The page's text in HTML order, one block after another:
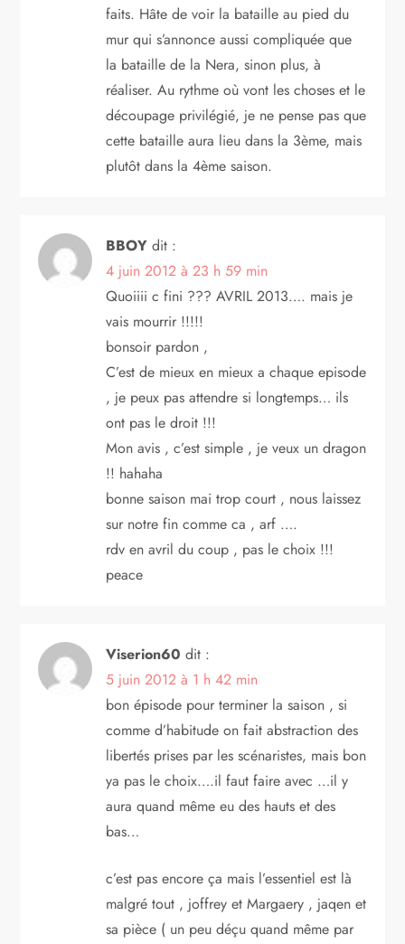
t
i
faits. Hâte de voir la bataille au pied du
mur qui s’annonce aussi compliquée que
la bataille de la Nera, sinon plus, à
réaliser. Au rythme où vont les choses et le
découpage privilégié, je ne pense pas que
cette bataille aura lieu dans la 3ème, mais
plutôt dans la 4ème saison.
BBOY dit :
4 juin 2012 à 23 h 59 min
Quoiiii c fini ??? AVRIL 2013…. mais je
vais mourrir !!!!!
bonsoir pardon ,
C’est de mieux en mieux a chaque episode
, je peux pas attendre si longtemps… ils
ont pas le droit !!!
Mon avis , c’est simple , je veux un dragon
!! hahaha
bonne saison mai trop court , nous laissez
sur notre fin comme ca , arf ….
rdv en avril du coup , pas le choix !!!
peace
Viserion60 dit :
5 juin 2012 à 1 h 42 min
bon épisode pour terminer la saison , si
comme d’habitude on fait abstraction des
libertés prises par les scénaristes, mais bon
ya pas le choix….il faut faire avec …il y
aura quand même eu des hauts et des
bas…
c’est pas encore ça mais l’essentiel est là
malgré tout , joffrey et Margaery , jaqen et
sa pièce ( un peu déçu quand même par